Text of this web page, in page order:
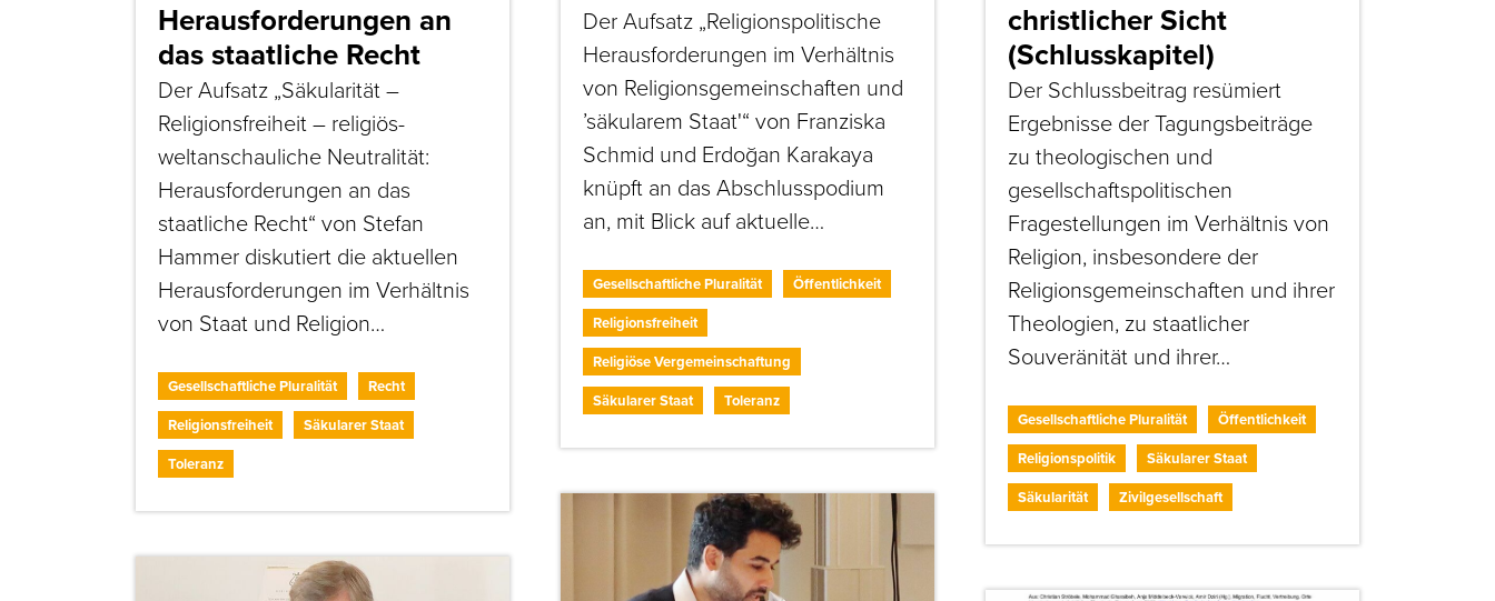
Herausforderungen an
das staatliche Recht
Der Aufsatz „Säkularität –
Religionsfreiheit – religiös-
weltanschauliche Neutralität:
Herausforderungen an das
staatliche Recht“ von Stefan
Hammer diskutiert die aktuellen
Herausforderungen im Verhältnis
von Staat und Religion…
Gesellschaftliche Pluralität
Recht
Religionsfreiheit
Säkularer Staat
Toleranz
Der Aufsatz „Religionspolitische
Herausforderungen im Verhältnis
von Religionsgemeinschaften und
’säkularem Staat'“ von Franziska
Schmid und Erdoğan Karakaya
knüpft an das Abschlusspodium
an, mit Blick auf aktuelle…
Gesellschaftliche Pluralität
Öffentlichkeit
Religionsfreiheit
Religiöse Vergemeinschaftung
Säkularer Staat
Toleranz
christlicher Sicht
(Schlusskapitel)
Der Schlussbeitrag resümiert
Ergebnisse der Tagungsbeiträge
zu theologischen und
gesellschaftspolitischen
Fragestellungen im Verhältnis von
Religion, insbesondere der
Religionsgemeinschaften und ihrer
Theologien, zu staatlicher
Souveränität und ihrer…
Gesellschaftliche Pluralität
Öffentlichkeit
Religionspolitik
Säkularer Staat
Säkularität
Zivilgesellschaft